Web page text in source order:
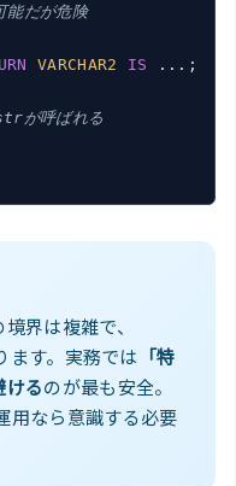
能だが危険
VARCHAR2 IS ...;
が呼ばれる
界は複雑で、
す。実務では 「特
るのが最も安全。
用なら意識する必要